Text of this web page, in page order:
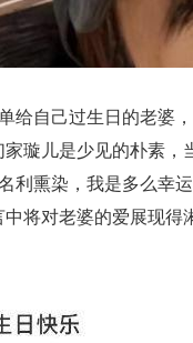
自己过生日的老婆
璇儿是少见的朴素
利熏染，我是多么幸
将对老婆的爱展现得